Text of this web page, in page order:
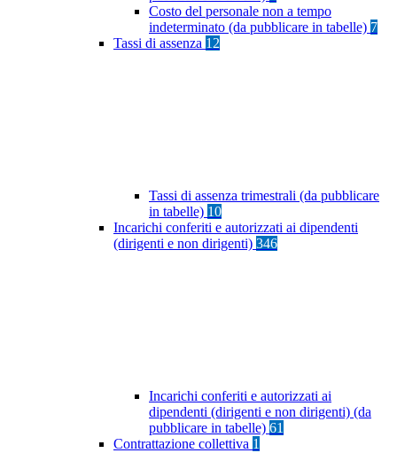
Costo del personale non a tempo
indeterminato (da pubblicare in tabelle) 7
Tassi di assenza 12
Tassi di assenza trimestrali (da pubblicare
in tabelle) 10
Incarichi conferiti e autorizzati ai dipendenti
(dirigenti e non dirigenti) 346
Incarichi conferiti e autorizzati ai
dipendenti (dirigenti e non dirigenti) (da
pubblicare in tabelle) 61
Contrattazione collettiva 1